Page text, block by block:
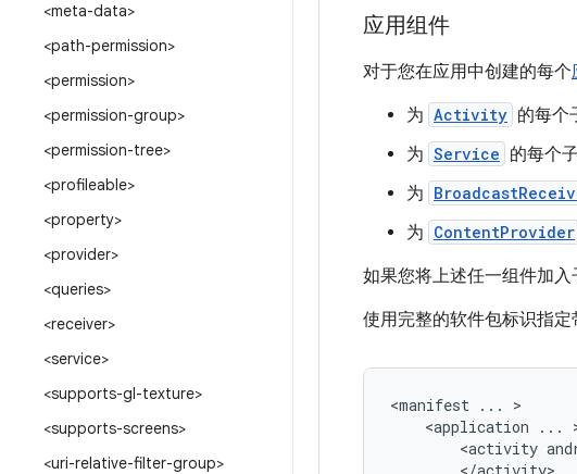
<meta-data>
<path-permission>
<permission>
<permission-group>
<permission-tree>
<profileable>
<property>
<provider>
<queries>
<receiver>
<service>
<supports-gl-texture>
<supports-screens>
<uri-relative-filter-group>
应用组件
对于您在应用中创建的每个
为 Activity 的每个
为 Service 的每个
为
为 ContentProvider
如果您将上述任一组件加入
使用完整的软件包标识指定
<manifest ...
<application
...
<activity